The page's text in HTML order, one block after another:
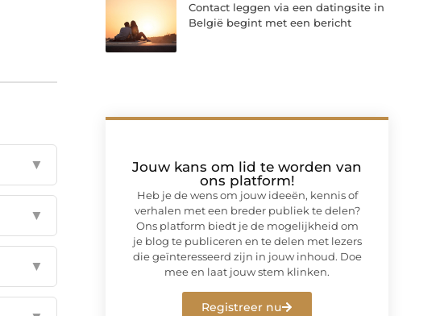
▼
▼
▼
Contact leggen via een datingsite in
België begint met een bericht
Jouw kans om lid te worden van
ons platform!
Heb je de wens om jouw ideeën, kennis of
verhalen met een breder publiek te delen?
Ons platform biedt je de mogelijkheid om
je blog te publiceren en te delen met lezers
die geïnteresseerd zijn in jouw inhoud. Doe
mee en laat jouw stem klinken.
Registreer nu